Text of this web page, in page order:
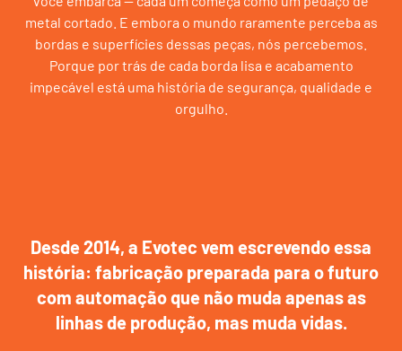
metal cortado. E embora o mundo raramente perceba as
bordas e superfícies dessas peças, nós percebemos.
Porque por trás de cada borda lisa e acabamento
impecável está uma história de segurança, qualidade e
orgulho.
Desde 2014, a Evotec vem escrevendo essa
história: fabricação preparada para o futuro
com automação que não muda apenas as
linhas de produção, mas muda vidas.